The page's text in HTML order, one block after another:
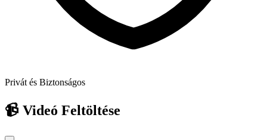
Privát és Biztonságos
📹 Videó Feltöltése